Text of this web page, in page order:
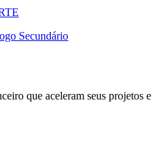
que aceleram seus projetos e